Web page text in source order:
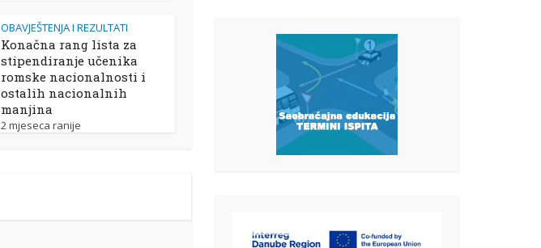
OBAVJEŠTENJA I REZULTATI
Konačna rang lista za
stipendiranje učenika
romske nacionalnosti i
ostalih nacionalnih
manjina
2 mjeseca ranije